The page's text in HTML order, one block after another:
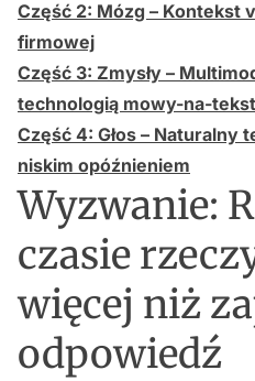
Część 2: Mózg – Kontekst
firmowej
Część 3: Zmysły –
technologią mowy-na-
Część 4: Głos – Naturalny
niskim opóźnieniem
Wyzwanie:
czasie
więcej niż
odpowiedź